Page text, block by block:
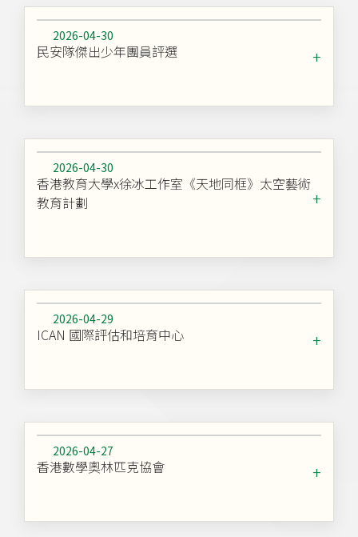
2026-04-30
民安隊傑出少年團員評選
2026-04-30
香港教育大學x徐冰工作室《天地同框》太空藝術
教育計劃
2026-04-29
ICAN 國際評估和培育中心
2026-04-27
香港數學奧林匹克協會